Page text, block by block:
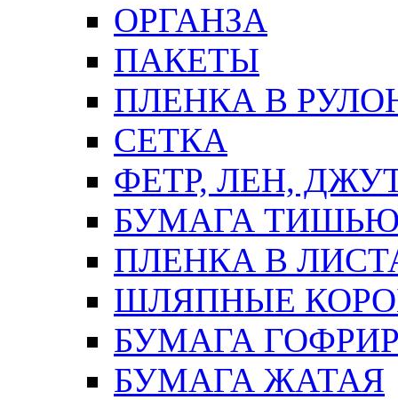
ОРГАНЗА
ПАКЕТЫ
ПЛЕНКА В
СЕТКА
ФЕТР, ЛЕН,
БУМАГА
ПЛЕНКА В
ШЛЯПНЫЕ
БУМАГА
БУМАГА ЖАТАЯ